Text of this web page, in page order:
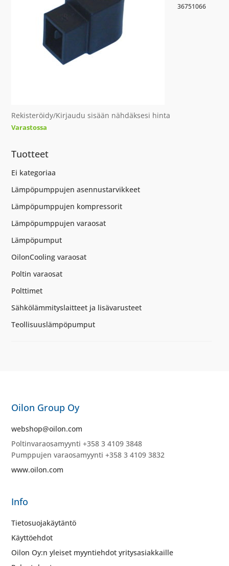
36751066
Rekisteröidy/Kirjaudu sisään nähdäksesi hinta
Varastossa
Tuotteet
Ei kategoriaa
Lämpöpumppujen asennustarvikkeet
Lämpöpumppujen kompressorit
Lämpöpumppujen varaosat
Lämpöpumput
OilonCooling varaosat
Poltin varaosat
Polttimet
Sähkölämmityslaitteet ja lisävarusteet
Teollisuuslämpöpumput
Oilon Group Oy
webshop@oilon.com
Poltinvaraosamyynti +358 3 4109 3848
Pumppujen varaosamyynti +358 3 4109 3832
www.oilon.com
Info
Tietosuojakäytäntö
Käyttöehdot
Oilon Oy:n yleiset myyntiehdot yritysasiakkaille